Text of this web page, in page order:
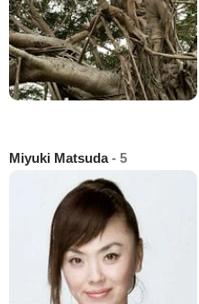
Miyuki Matsuda- 5